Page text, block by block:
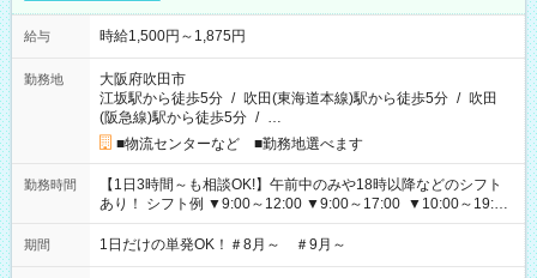
給与 時給1,500円～1,875円
勤務地
大阪府吹田市
江坂駅から徒歩5分 / 吹田(東海道本線)駅から徒歩5分 / 吹田
(阪急線)駅から徒歩5分 / …
■物流センターなど ■勤務地選べます
勤務時間
【1日3時間～も相談OK!】午前中のみや18時以降などのシフト
あり！ シフト例 ▼9:00～12:00 ▼9:00～17:00 ▼10:00～19:00
▼18:00～21:00
期間 1日だけの単発OK！＃8月～ ＃9月～